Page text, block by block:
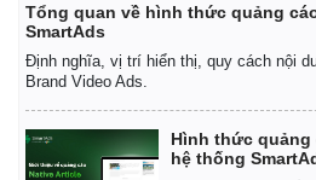
Tổng quan về hình thức quảng
SmartAds
Định nghĩa, vị trí hiển thị, quy cách nội
Brand Video Ads.
Hình thức quảng
hệ thống